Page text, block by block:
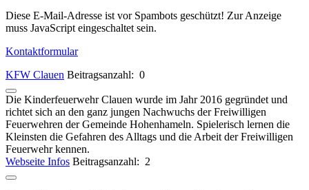
Diese E-Mail-Adresse ist vor Spambots geschützt! Zur Anzeige
muss JavaScript eingeschaltet sein.
Kontaktformular
KFW Clauen Beitragsanzahl: 0
Die Kinderfeuerwehr Clauen wurde im Jahr 2016 gegründet und
richtet sich an den ganz jungen Nachwuchs der Freiwilligen
Feuerwehren der Gemeinde Hohenhameln. Spielerisch lernen die
Kleinsten die Gefahren des Alltags und die Arbeit der Freiwilligen
Feuerwehr kennen.
Webseite Infos Beitragsanzahl: 2